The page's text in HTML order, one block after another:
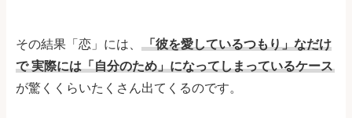
その結果「恋」には、
「彼を愛しているつもり」なだけ
で 実際には「自分のため」になってしまっているケース
が驚くくらいたくさん出てくるのです。